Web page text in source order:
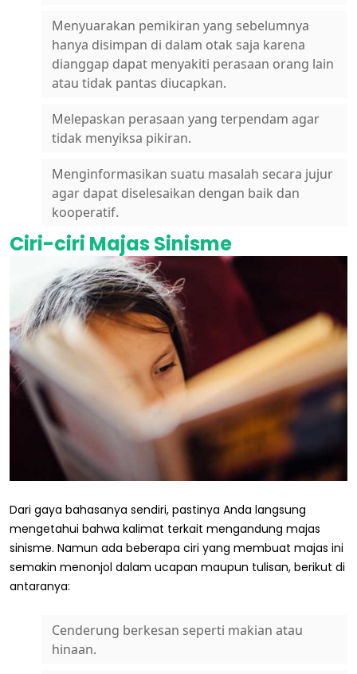
Menyuarakan pemikiran yang sebelumnya
hanya disimpan di dalam otak saja karena
dianggap dapat menyakiti perasaan orang lain
atau tidak pantas diucapkan.
Melepaskan perasaan yang terpendam agar
tidak menyiksa pikiran.
Menginformasikan suatu masalah secara jujur
agar dapat diselesaikan dengan baik dan
kooperatif.
Ciri-ciri Majas Sinisme
Dari gaya bahasanya sendiri, pastinya Anda langsung
mengetahui bahwa kalimat terkait mengandung majas
sinisme. Namun ada beberapa ciri yang membuat majas ini
semakin menonjol dalam ucapan maupun tulisan, berikut di
antaranya:
Cenderung berkesan seperti makian atau
hinaan.